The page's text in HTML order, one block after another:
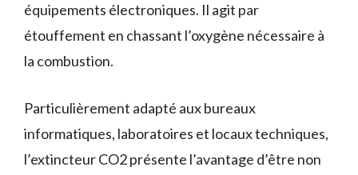
équipements électroniques. Il agit par
étouffement en chassant l’oxygène nécessaire à
la combustion.
Particulièrement adapté aux bureaux
informatiques, laboratoires et locaux techniques,
l’extincteur CO2 présente l’avantage d’être non